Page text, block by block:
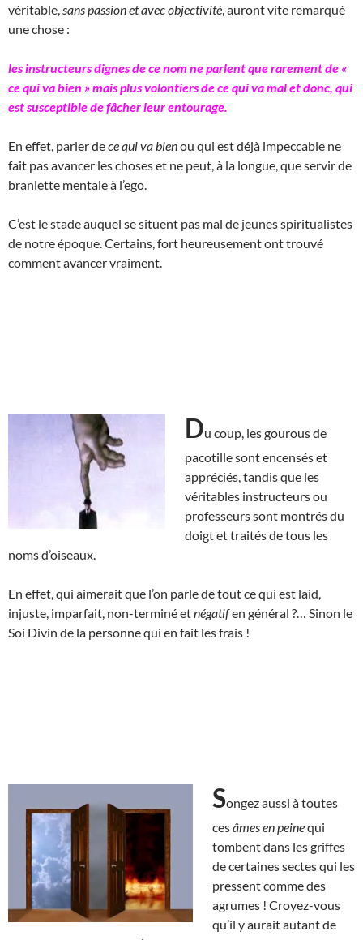
véritable, sans passion et avec objectivité , auront vite remarqué
une chose :
les instructeurs dignes de ce nom ne parlent que rarement de «
ce qui va bien » mais plus volontiers de ce qui va mal et donc, qui
est susceptible de fâcher leur entourage.
En effet, parler dece qui va bienou qui est déjà impeccable ne
fait pas avancer les choses et ne peut, à la longue, que servir de
branlette mentale à l’ego.
C’est le stade auquel se situent pas mal de jeunes spiritualistes
de notre époque. Certains, fort heureusement ont trouvé
comment avancer vraiment.
Du coup, les gourous de
pacotille sont encensés et
appréciés, tandis que les
véritables instructeurs ou
professeurs sont montrés du
doigt et traités de tous les
noms d’oiseaux.
En effet, qui aimerait que l’on parle de tout ce qui est laid,
injuste, imparfait, non-terminé etnégatifen général ?… Sinon le
Soi Divin de la personne qui en fait les frais !
Songez aussi à toutes
cesâmes en peinequi
tombent dans les griffes
de certaines sectes qui les
pressent comme des
agrumes ! Croyez-vous
qu’il y aurait autant de